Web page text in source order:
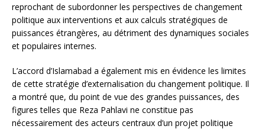
reprochant de subordonner les perspectives de changement
politique aux interventions et aux calculs stratégiques de
puissances étrangères, au détriment des dynamiques sociales
et populaires internes.
L’accord d’Islamabad a également mis en évidence les limites
de cette stratégie d’externalisation du changement politique. Il
a montré que, du point de vue des grandes puissances, des
figures telles que Reza Pahlavi ne constitue pas
nécessairement des acteurs centraux d’un projet politique